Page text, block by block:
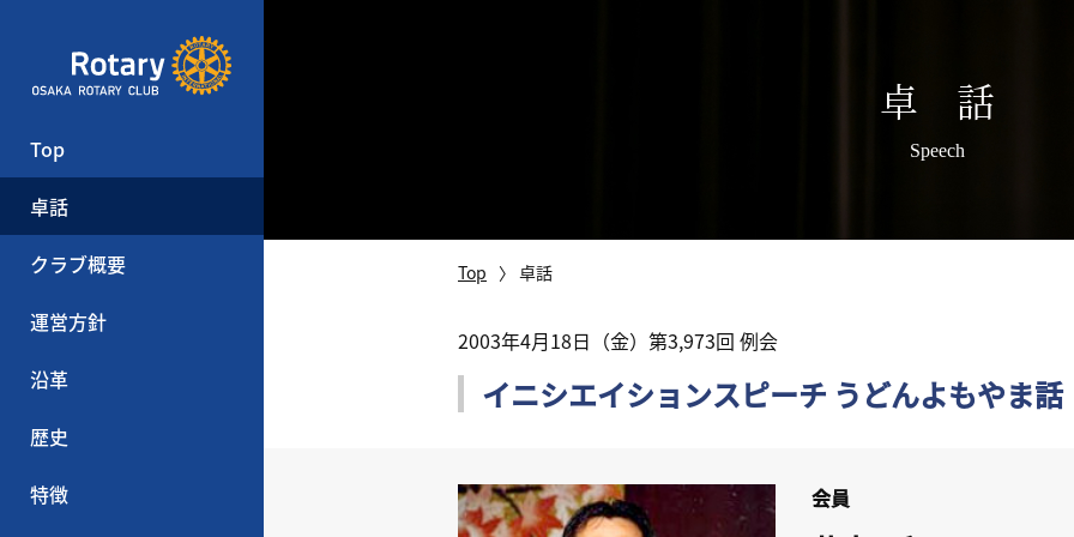
Top
卓話
クラブ概要
運営方針
沿革
歴史
特徴
卓 話
Speech
Top 卓話
2003年4月18日（金）第3,973回 例会
イニシエイションスピーチ うどんよもやま話
会員